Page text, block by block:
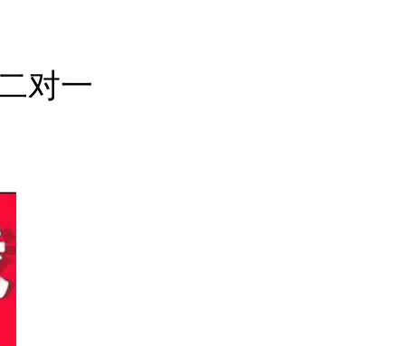
对一